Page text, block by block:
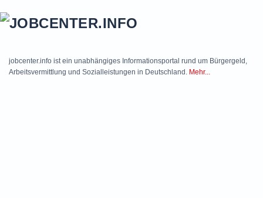
jobcenter.info ist ein unabhängiges Informationsportal rund um Bürgergeld,
Arbeitsvermittlung und Sozialleistungen in Deutschland. Mehr...